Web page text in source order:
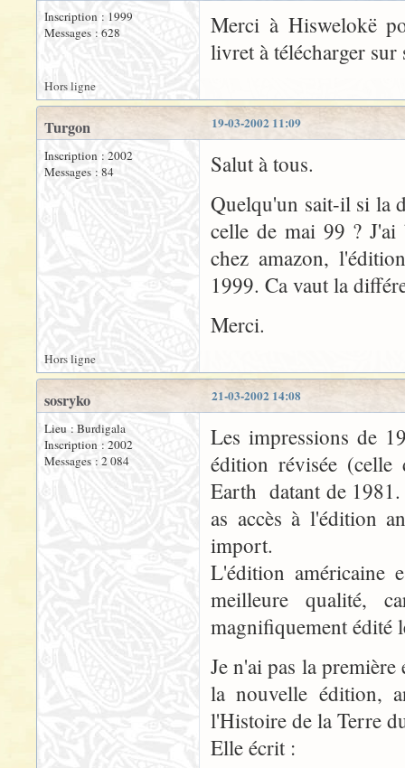
Inscription : 1999
Messages : 628
Merci à Hiswelokë
livret à télécharger sur
Hors ligne
19-03-2002 11:09
Turgon
Inscription : 2002
Messages : 84
Salut à tous.
Quelqu'un sait-il si la
celle de mai 99 ? J'ai
chez amazon,
1999. Ca vaut la
Merci.
Hors ligne
21-03-2002 14:08
sosryko
Lieu : Burdigala
Inscription : 2002
Messages : 2 084
Les impressions de
édition révisée
Earth datant de 1981.
as accès à l'édition
import.
L'édition américaine
meilleure qualité,
magnifiquement édité
Je n'ai pas la
la nouvelle édition,
l'Histoire de la Terre
Elle écrit :